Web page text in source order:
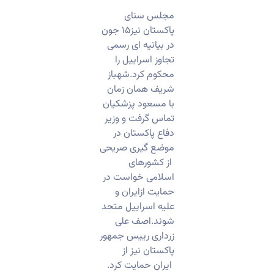
مجلس سنای
پاکستان نیز۱۵ جون
در بیانیه ای رسمی
تجاوز اسراییل را
محکوم کرد.شهباز
شریف همان زمان
با مسعود پزشکیان
تماس گرفت و وزیر
دفاع پاکستان در
موضع گیری صریحی
از کشورهای
اسلامی خواست در
حمایت ازایران و
علیه اسراییل متحد
شوند.اصف علی
زرداری رییس جمهور
پاکستان نیز از
ایران حمایت کرد.